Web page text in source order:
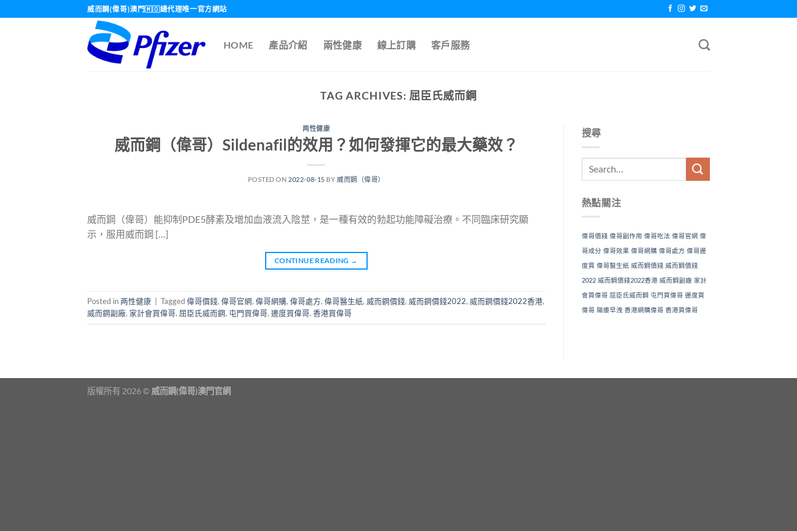
威而鋼(偉哥)澳門🇲🇴總代理唯一官方網站
HOME 產品介紹 兩性健康 線上訂購 客戶服務
TAG ARCHIVES: 屈臣氏威而鋼
两性健康
威而鋼（偉哥）Sildenafil的效用？如何發揮它的最大藥效？
POSTED ON 2022-08-15 BY 威而鋼（偉哥）
威而鋼（偉哥）能抑制PDE5酵素及增加血液流入陰莖，是一種有效的勃起功能障礙治療。不同臨床研究顯
示，服用威而鋼 […]
CONTINUE READING →
Posted in两性健康 Tagged偉哥價錢, 偉哥官網, 偉哥網購, 偉哥處方, 偉哥醫生紙, 威而鋼價錢, 威而鋼價錢2022, 威而鋼價錢2022香港,
威而鋼副廠, 家計會買偉哥, 屈臣氏威而鋼, 屯門買偉哥, 邊度買偉哥, 香港買偉哥
搜尋
熱點關注
偉哥價錢 偉哥副作用 偉哥吃法 偉哥官網 偉
哥成分 偉哥效果 偉哥網購 偉哥處方 偉哥邊
度買 偉哥醫生紙 威而鋼價錢 威而鋼價錢
2022 威而鋼價錢2022香港 威而鋼副廠 家計
會買偉哥 屈臣氏威而鋼 屯門買偉哥 邊度買
偉哥 陽痿早洩 香港網購偉哥 香港買偉哥
版權所有 2026 © 威而鋼(偉哥)澳門官網